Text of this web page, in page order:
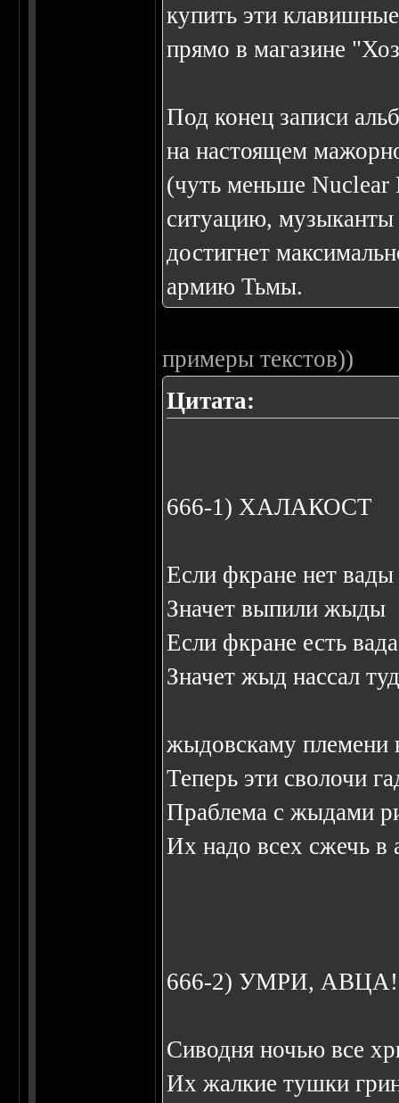
купить эти
прямо в магазине
Под конец записи
на настоящем
(чуть меньше Nuclear
ситуацию, музыканты
достигнет
армию Тьмы.
примеры текстов))
Цитата:
666-1) ХАЛАКОСТ
Если фкране нет вады
Значет выпили жыды
Если фкране есть вада
Значет жыд нассал
жыдовскаму племени
Теперь эти сволочи
Праблема с жыдами
Их надо всех сжечь в
666-2) УМРИ, АВЦА!
Сиводня ночью все
Их жалкие тушки